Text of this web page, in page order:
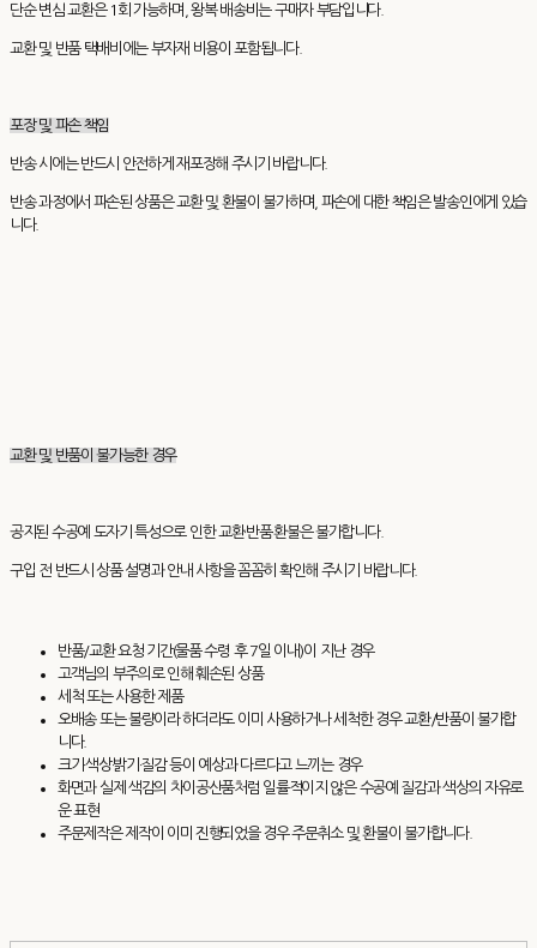
단순 변심 교환은 1회 가능하며, 왕복 배송비는 구매자 부담입니다.
교환 및 반품 택배비에는 부자재 비용이 포함됩니다.
포장 및 파손 책임
반송 시에는 반드시 안전하게 재포장해 주시기 바랍니다.
반송 과정에서 파손된 상품은 교환 및 환불이 불가하며, 파손에 대한 책임은 발송인에게 있습
니다.
교환 및 반품이 불가능한 경우
공지된 수공예 도자기 특성으로 인한 교환·반품·환불은 불가합니다.
구입 전 반드시 상품 설명과 안내 사항을 꼼꼼히 확인해 주시기 바랍니다.
반품/교환 요청 기간(물품 수령 후 7일 이내)이 지난 경우
고객님의 부주의로 인해 훼손된 상품
세척 또는 사용한 제품
오배송 또는 불량이라 하더라도 이미 사용하거나 세척한 경우 교환/반품이 불가합
니다.
크기·색상·밝기·질감 등이 예상과 다르다고 느끼는 경우
화면과 실제 색감의 차이공산품처럼 일률적이지 않은 수공예 질감과 색상의 자유로
운 표현
주문제작은 제작이 이미 진행되었을 경우 주문취소 및 환불이 불가합니다.